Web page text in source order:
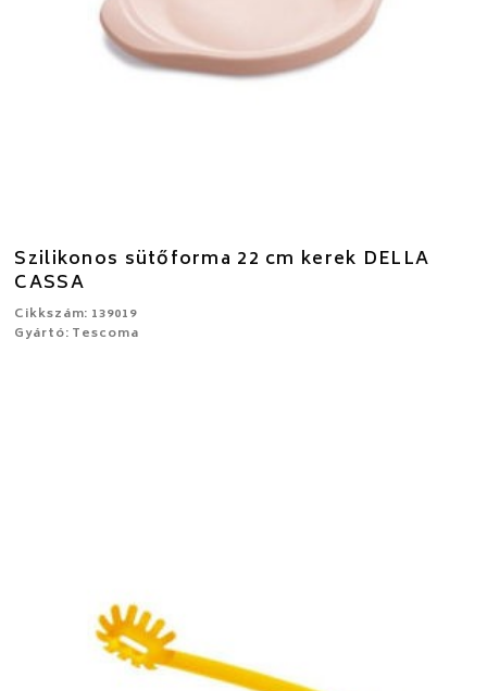
Szilikonos sütőforma 22 cm kerek DELLA
CASSA
Cikkszám: 139019
Gyártó: Tescoma